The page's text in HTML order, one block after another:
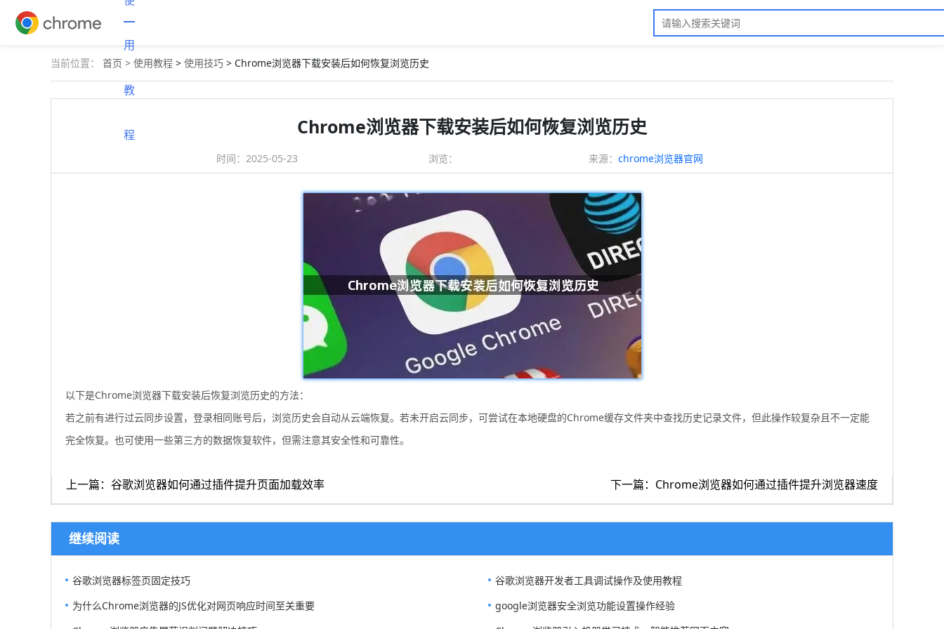
用
教
程
当前位置： 首页 > 使用教程 > 使用技巧 > Chrome浏览器下载安装后如何恢复浏览历史
Chrome浏览器下载安装后如何恢复浏览历史
时间：2025-05-23 浏览： 来源： chrome浏览器官网
以下是Chrome浏览器下载安装后恢复浏览历史的方法：
若之前有进行过云同步设置，登录相同账号后，浏览历史会自动从云端恢复。若未开启云同步，可尝试在本地硬盘的Chrome缓存文件夹中查找历史记录文件，但此操作较复杂且不一定能
完全恢复。也可使用一些第三方的数据恢复软件，但需注意其安全性和可靠性。
上一篇：谷歌浏览器如何通过插件提升页面加载效率 下一篇：Chrome浏览器如何通过插件提升浏览器速度
继续阅读
谷歌浏览器标签页固定技巧
谷歌浏览器开发者工具调试操作及使用教程
为什么Chrome浏览器的JS优化对网页响应时间至关重要
google浏览器安全浏览功能设置操作经验